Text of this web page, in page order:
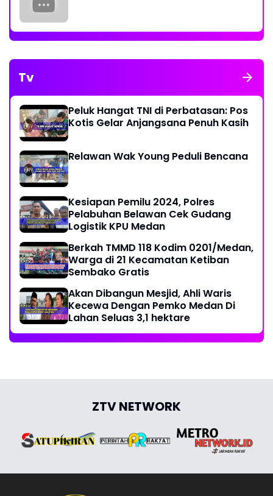
Tv
Peluk Hangat TNI di Perbatasan: Pos
Kotis Gelar Anjangsana Penuh Kasih
Relawan Wak Young Peduli Bencana
Kesiapan Pemilu 2024, Polres
Pelabuhan Belawan Cek Gudang
Logistik KPU Medan
Berkah TMMD 118 Kodim 0201/Medan,
Warga di 21 Kecamatan Ketiban
Sembako Gratis
Akan Dibangun Mesjid, Ahli Waris
Kecewa Dengan Pemko Medan Di
Lahan Seluas 3,1 hektare
ZTV NETWORK